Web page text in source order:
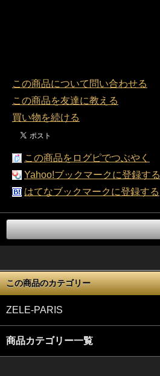
この商品について問い合わせる
この商品を友達に教える
買い物を続ける
この商品をログピでつぶやく
Yahoo!ブックマークに登録する
はてなブックマークに登録する
この商品のカテゴリー
ZELE-PARIS
商品カテゴリー一覧